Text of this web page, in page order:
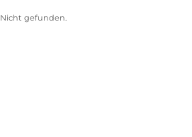
Nicht gefunden.